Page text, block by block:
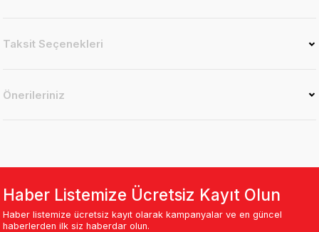
Taksit Seçenekleri
Önerileriniz
Haber Listemize Ücretsiz Kayıt Olun
Haber listemize ücretsiz kayıt olarak kampanyalar ve en güncel
haberlerden ilk siz haberdar olun.